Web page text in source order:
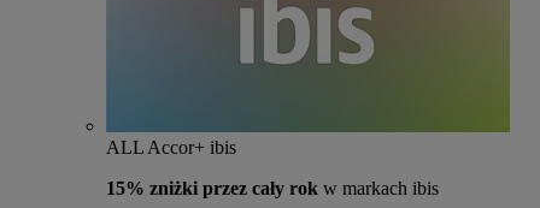
ALL Accor+ ibis
15% zniżki przez cały rok w markach ibis